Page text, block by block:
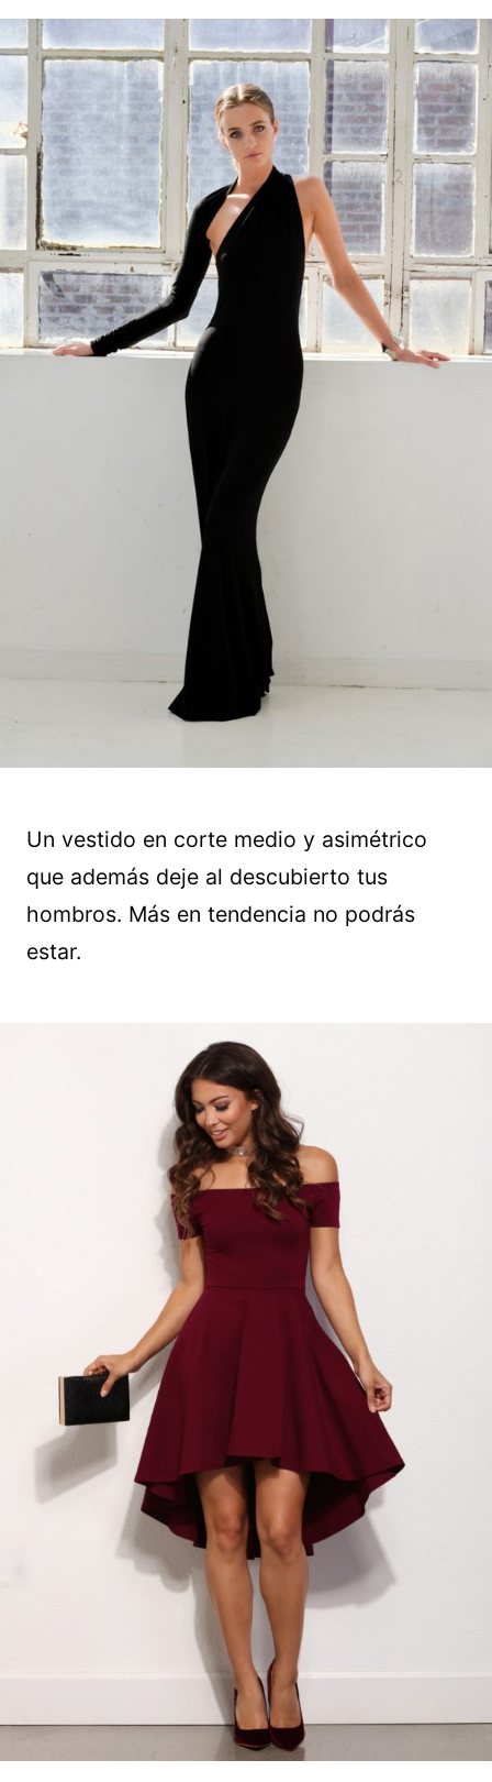
Un vestido en corte medio y asimétrico
que además deje al descubierto tus
hombros. Más en tendencia no podrás
estar.